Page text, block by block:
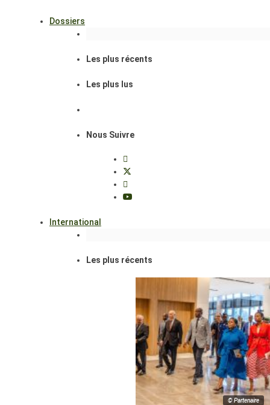
Dossiers
Les plus récents
Les plus lus
Nous Suivre
International
Les plus récents
© Partenaire